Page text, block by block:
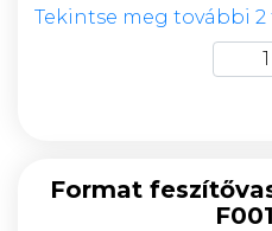
Tekintse meg további
Format